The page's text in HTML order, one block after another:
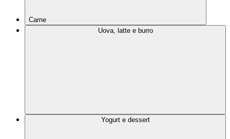
Carne
Uova, latte e burro
Yogurt e dessert